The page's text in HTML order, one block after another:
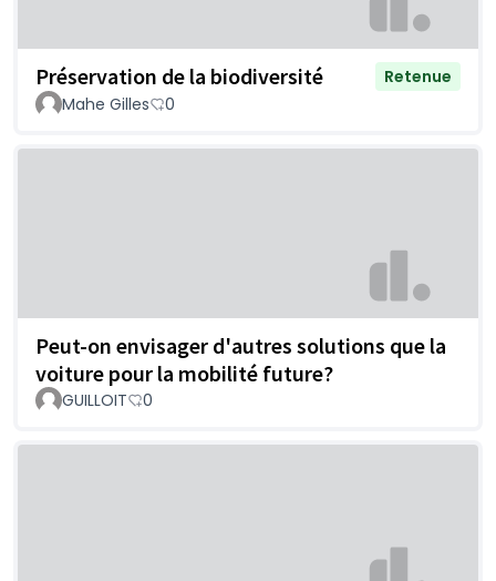
Préservation de la biodiversité
Retenue
Mahe Gilles
0
Peut-on envisager d'autres solutions que la
voiture pour la mobilité future?
GUILLOIT 0